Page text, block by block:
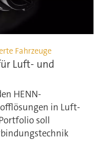
Fahrzeuge
Luft- und
HENN-
in Luft-
soll